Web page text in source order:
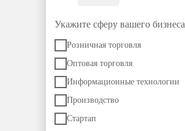
Укажите сферу вашего бизнеса
Розничная торговля
Оптовая торговля
Информационные технологии
Производство
Стартап